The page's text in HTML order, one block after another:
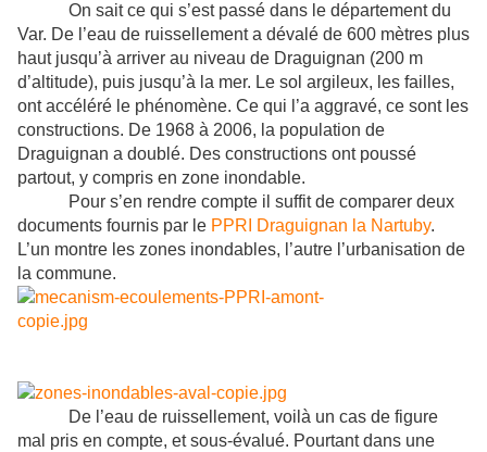
On sait ce qui s’est passé dans le département du
Var. De l’eau de ruissellement a dévalé de 600 mètres plus
haut jusqu’à arriver au niveau de Draguignan (200 m
d’altitude), puis jusqu’à la mer. Le sol argileux, les failles,
ont accéléré le phénomène. Ce qui l’a aggravé, ce sont les
constructions. De 1968 à 2006, la population de
Draguignan a doublé. Des constructions ont poussé
partout, y compris en zone inondable.
Pour s’en rendre compte il suffit de comparer deux
documents fournis par le PPRI Draguignan la Nartuby.
L’un montre les zones inondables, l’autre l’urbanisation de
la commune.
De l’eau de ruissellement, voilà un cas de figure
mal pris en compte, et sous-évalué. Pourtant dans une